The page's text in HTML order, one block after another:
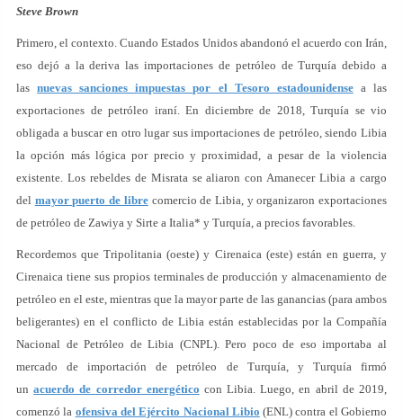
Steve Brown
Primero, el contexto. Cuando Estados Unidos abandonó el acuerdo con Irán,
eso dejó a la deriva las importaciones de petróleo de Turquía debido a
lasnuevas sanciones impuestas por el Tesoro estadounidensea las
exportaciones de petróleo iraní. En diciembre de 2018, Turquía se vio
obligada a buscar en otro lugar sus importaciones de petróleo, siendo Libia
la opción más lógica por precio y proximidad, a pesar de la violencia
existente. Los rebeldes de Misrata se aliaron con Amanecer Libia a cargo
del mayor puerto de librecomercio de Libia, y organizaron exportaciones
de petróleo de Zawiya y Sirte a Italia* y Turquía, a precios favorables.
Recordemos que Tripolitania (oeste) y Cirenaica (este) están en guerra, y
Cirenaica tiene sus propios terminales de producción y almacenamiento de
petróleo en el este, mientras que la mayor parte de las ganancias (para ambos
beligerantes) en el conflicto de Libia están establecidas por la Compañía
Nacional de Petróleo de Libia (CNPL). Pero poco de eso importaba al
mercado de importación de petróleo de Turquía, y Turquía firmó
unacuerdo de corredor energético con Libia. Luego, en abril de 2019,
comenzó la ofensiva del Ejército Nacional Libio (ENL) contra el Gobierno